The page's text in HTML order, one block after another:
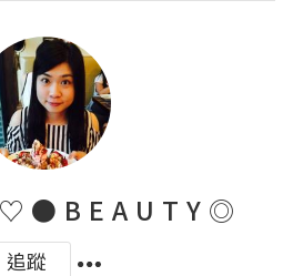
● B E A U T Y ◎
追蹤